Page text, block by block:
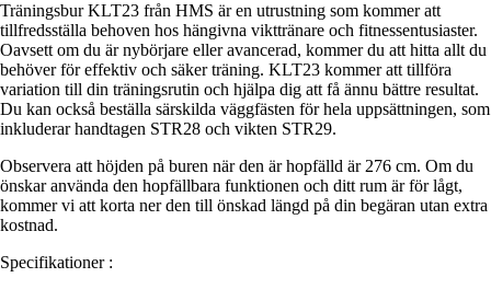
Träningsbur KLT23 från HMS är en utrustning som kommer att
tillfredsställa behoven hos hängivna vikttränare och fitnessentusiaster.
Oavsett om du är nybörjare eller avancerad, kommer du att hitta allt du
behöver för effektiv och säker träning. KLT23 kommer att tillföra
variation till din träningsrutin och hjälpa dig att få ännu bättre resultat.
Du kan också beställa särskilda väggfästen för hela uppsättningen, som
inkluderar handtagen STR28 och vikten STR29.
Observera att höjden på buren när den är hopfälld är 276 cm. Om du
önskar använda den hopfällbara funktionen och ditt rum är för lågt,
kommer vi att korta ner den till önskad längd på din begäran utan extra
kostnad.
Specifikationer :